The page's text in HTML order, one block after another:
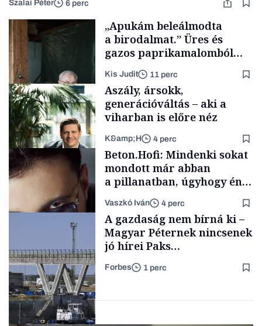
Szalai Péter 6 perc
Családi
vállalkozások
„Apukám beleálmodta
a birodalmat.” Üres és
gazos paprikamalomból
lett az igazi családi
fűszersztori
Kis Judit 11 perc
TÁMOGATÓI
Aszály, ársokk,
generációváltás – aki a
viharban is előre néz
K&amp;H 4 perc
Forbes-sztori
Beton.Hofi: Mindenki sokat
mondott már abban
a pillanatban, úgyhogy én
a legsarkosabb
gondolataimat akartam
kimondani
Vaszkó Iván 4 perc
A gazdaság nem bírná ki –
Magyar Péternek nincsenek
jó hírei Paks
újraindításáról
Forbes 1 perc